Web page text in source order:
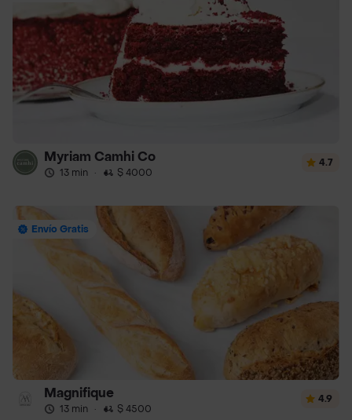
Myriam Camhi Co
13 min · $ 4000
4.7
Envío Gratis
Magnifique
13 min · $ 4500
4.9